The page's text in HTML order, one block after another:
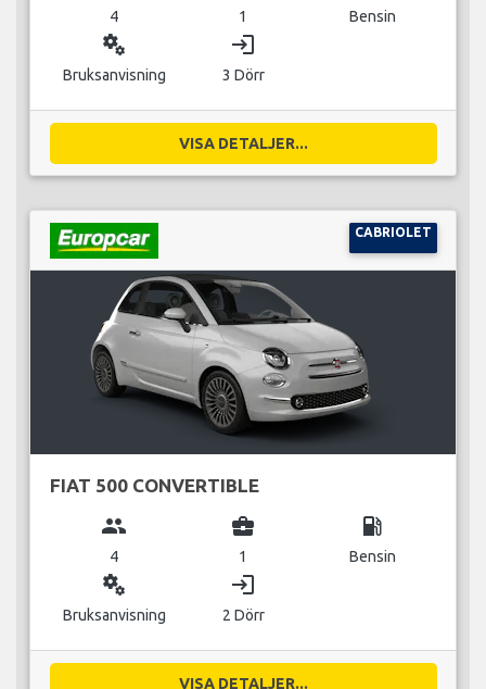
4 1 Bensin
miscellaneous_services
Bruksanvisning
login
3 Dörr
VISA DETALJER...
CABRIOLET
FIAT 500 CONVERTIBLE
group
4
business_center
1
local_gas_station
Bensin
miscellaneous_services
Bruksanvisning
login
2 Dörr
VISA DETALJER...